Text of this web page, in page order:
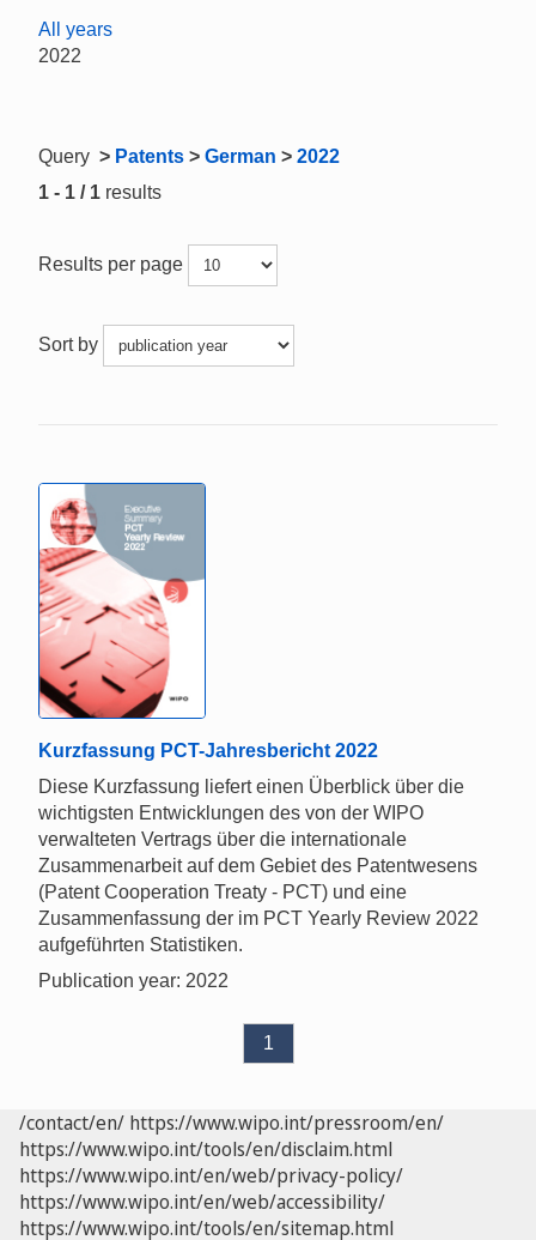
All years
2022
Query > Patents > German > 2022
1 - 1 / 1 results
Results per page
Sort by
Kurzfassung PCT-Jahresbericht 2022
Diese Kurzfassung liefert einen Überblick über die
wichtigsten Entwicklungen des von der WIPO
verwalteten Vertrags über die internationale
Zusammenarbeit auf dem Gebiet des Patentwesens
(Patent Cooperation Treaty - PCT) und eine
Zusammenfassung der im PCT Yearly Review 2022
aufgeführten Statistiken.
Publication year: 2022
1
/contact/en/ https://www.wipo.int/pressroom/en/
https://www.wipo.int/tools/en/disclaim.html
https://www.wipo.int/en/web/privacy-policy/
https://www.wipo.int/en/web/accessibility/
https://www.wipo.int/tools/en/sitemap.html